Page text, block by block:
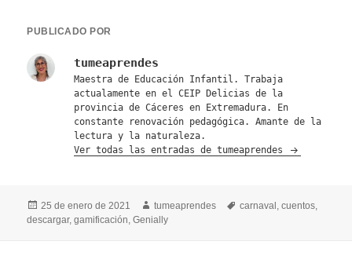
PUBLICADO POR
tumeaprendes
Maestra de Educación Infantil. Trabaja
actualamente en el CEIP Delicias de la
provincia de Cáceres en Extremadura. En
constante renovación pedagógica. Amante de la
lectura y la naturaleza.
Ver todas las entradas de tumeaprendes
Publicado
el
25 de enero de 2021 Autor
tumeaprendes Etiquetas
carnaval ,cuentos,
descargar,gamificación,Genially